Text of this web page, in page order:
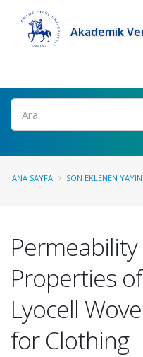
Akademik
Ara
ANA SAYFA SON EKLENEN
Properties
Lyocell
for Clothing